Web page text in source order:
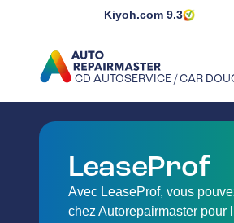
Kiyoh.com 9.3
CD AUTOSERVICE / CAR
LeaseProf
Avec LeaseProf, vous
chez Autorepairmaster pour